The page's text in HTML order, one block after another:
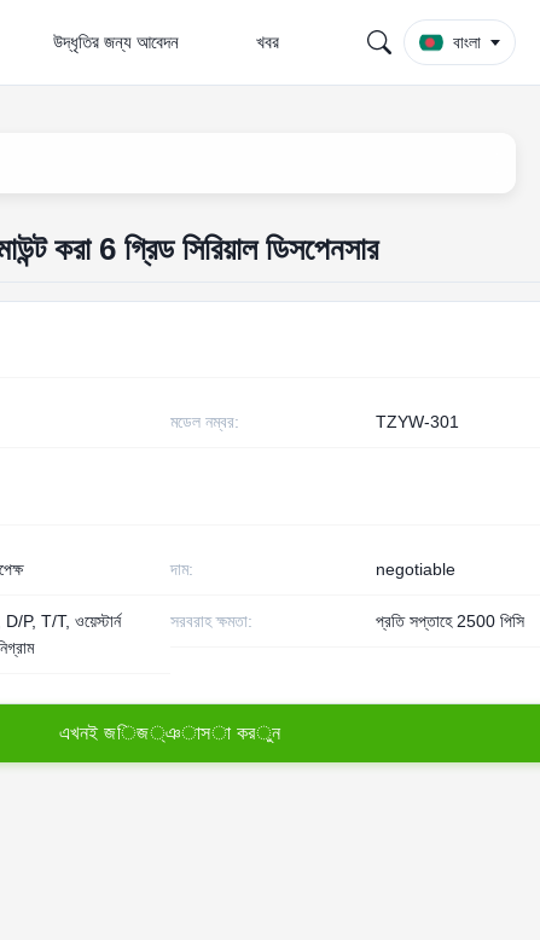
উদ্ধৃতির জন্য আবেদন খবর বাংলা
করা 6 গ্রিড সিরিয়াল ডিসপেনসার
মডেল নম্বর: TZYW-301
দাম: negotiable
P, T/T, ওয়েস্টার্ন
সরবরাহ ক্ষমতা: প্রতি সপ্তাহে 2500 পিসি
এখনই জিজ্ঞাসা করুন